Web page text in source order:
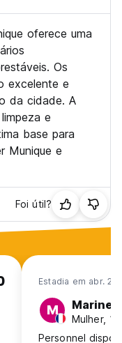
oferece uma
Os
excelente e
da cidade. A
e
base para
Munique e
Foi útil?
Estadia em abr.
M Marine
Mulher,
Personnel